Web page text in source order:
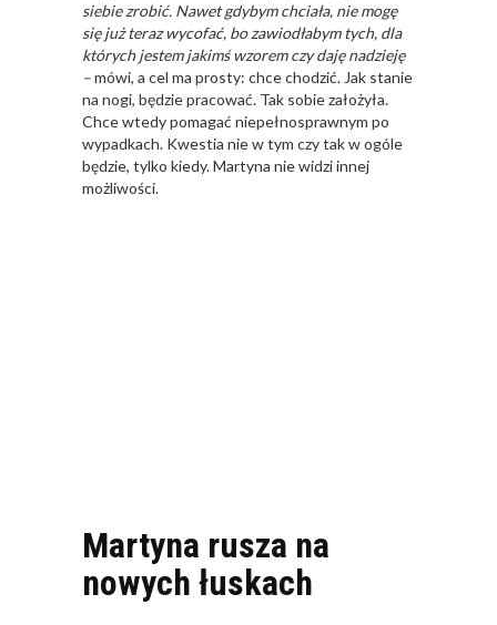
siebie zrobić. Nawet gdybym chciała, nie mogę
się już teraz wycofać, bo zawiodłabym tych, dla
których jestem jakimś wzorem czy daję nadzieję
–mówi, a cel ma prosty: chce chodzić. Jak stanie
na nogi, będzie pracować. Tak sobie założyła.
Chce wtedy pomagać niepełnosprawnym po
wypadkach. Kwestia nie w tym czy tak w ogóle
będzie, tylko kiedy. Martyna nie widzi innej
możliwości.
Martyna rusza na
nowych łuskach